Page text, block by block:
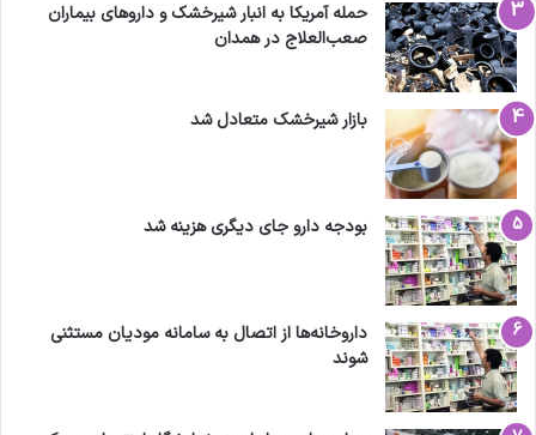
حمله آمریکا به انبار شیرخشک و داروهای بیماران
صعب‌العلاج در همدان
بازار شیرخشک متعادل شد
بودجه دارو جای دیگری هزینه شد
داروخانه‌ها از اتصال به سامانه مودیان مستثنی
شوند